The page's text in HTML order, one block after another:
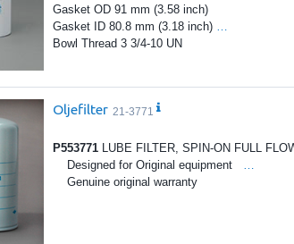
Gasket OD 91 mm (3.58 inch)
Gasket ID 80.8 mm (3.18 inch)
Bowl Thread 3 3/4-10 UN
Oljefilter 21-3771
P553771 LUBE FILTER, SPIN-ON FULL
Designed for Original equipment
Genuine original warranty